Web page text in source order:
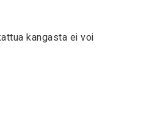
kangasta ei voi